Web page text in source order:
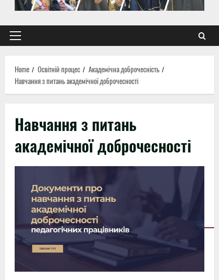
Primary
Home
Освітній процес
Академічна доброчесність
Навчання з питань академічної доброчесності
Навчання з питань
академічної доброчесності